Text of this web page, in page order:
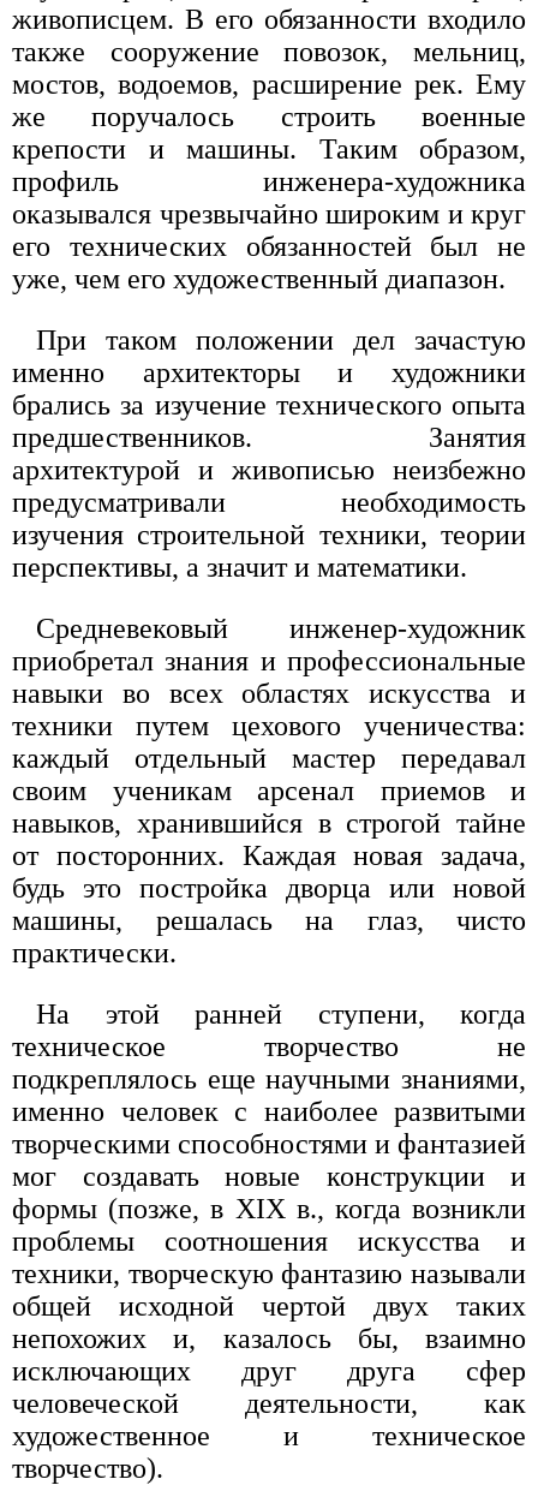
живописцем. В его обязанности входило
также сооружение повозок, мельниц,
мостов, водоемов, расширение рек. Ему
же поручалось строить военные
крепости и машины. Таким образом,
профиль инженера-художника
оказывался чрезвычайно широким и круг
его технических обязанностей был не
уже, чем его художественный диапазон.
При таком положении дел зачастую
именно архитекторы и художники
брались за изучение технического опыта
предшественников. Занятия
архитектурой и живописью неизбежно
предусматривали необходимость
изучения строительной техники, теории
перспективы, а значит и математики.
Средневековый инженер-художник
приобретал знания и профессиональные
навыки во всех областях искусства и
техники путем цехового ученичества:
каждый отдельный мастер передавал
своим ученикам арсенал приемов и
навыков, хранившийся в строгой тайне
от посторонних. Каждая новая задача,
будь это постройка дворца или новой
машины, решалась на глаз, чисто
практически.
На этой ранней ступени, когда
техническое творчество не
подкреплялось еще научными знаниями,
именно человек с наиболее развитыми
творческими способностями и фантазией
мог создавать новые конструкции и
формы (позже, в XIX в., когда возникли
проблемы соотношения искусства и
техники, творческую фантазию называли
общей исходной чертой двух таких
непохожих и, казалось бы, взаимно
исключающих друг друга сфер
человеческой деятельности, как
художественное и техническое
творчество).